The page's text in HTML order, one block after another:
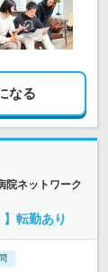
なる
院ネットワーク
転勤あり